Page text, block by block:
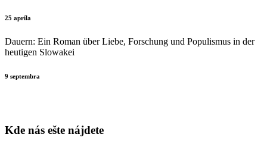
25 apríla
Dauern: Ein Roman über Liebe, Forschung und Populismus in der
heutigen Slowakei
9 septembra
Kde nás ešte nájdete